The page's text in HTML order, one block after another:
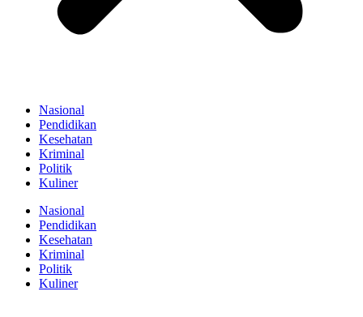
Nasional
Pendidikan
Kesehatan
Kriminal
Politik
Kuliner
Nasional
Pendidikan
Kesehatan
Kriminal
Politik
Kuliner